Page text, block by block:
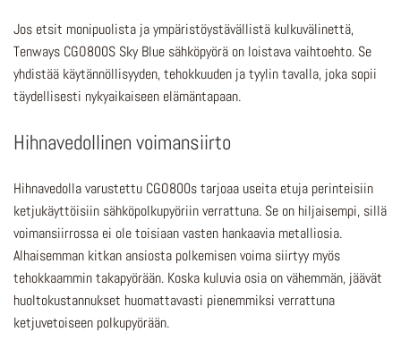
Jos etsit monipuolista ja ympäristöystävällistä kulkuvälinettä,
Tenways CGO800S Sky Blue sähköpyörä on loistava vaihtoehto. Se
yhdistää käytännöllisyyden, tehokkuuden ja tyylin tavalla, joka sopii
täydellisesti nykyaikaiseen elämäntapaan.
Hihnavedollinen voimansiirto
Hihnavedolla varustettu CGO800s tarjoaa useita etuja perinteisiin
ketjukäyttöisiin sähköpolkupyöriin verrattuna. Se on hiljaisempi, sillä
voimansiirrossa ei ole toisiaan vasten hankaavia metalliosia.
Alhaisemman kitkan ansiosta polkemisen voima siirtyy myös
tehokkaammin takapyörään. Koska kuluvia osia on vähemmän, jäävät
huoltokustannukset huomattavasti pienemmiksi verrattuna
ketjuvetoiseen polkupyörään.